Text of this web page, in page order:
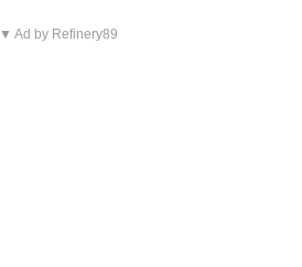
▼ Ad by Refinery89